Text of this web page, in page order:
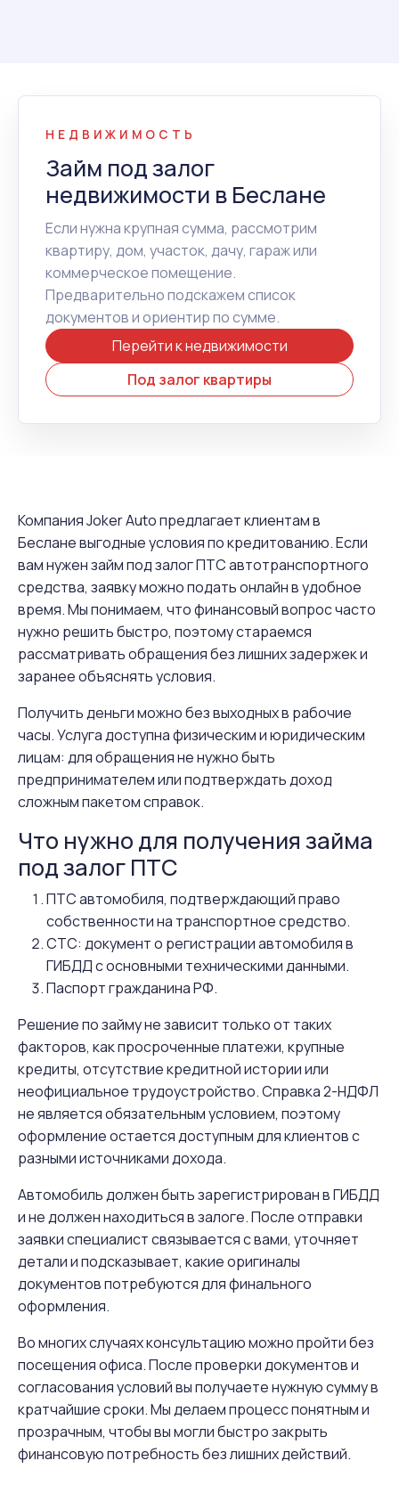
НЕДВИЖИМОСТЬ
Займ под залог
недвижимости в Беслане
Если нужна крупная сумма, рассмотрим
квартиру, дом, участок, дачу, гараж или
коммерческое помещение.
Предварительно подскажем список
документов и ориентир по сумме.
Перейти к недвижимости
Под залог квартиры
Компания Joker Auto предлагает клиентам в
Беслане выгодные условия по кредитованию. Если
вам нужен займ под залог ПТС автотранспортного
средства, заявку можно подать онлайн в удобное
время. Мы понимаем, что финансовый вопрос часто
нужно решить быстро, поэтому стараемся
рассматривать обращения без лишних задержек и
заранее объяснять условия.
Получить деньги можно без выходных в рабочие
часы. Услуга доступна физическим и юридическим
лицам: для обращения не нужно быть
предпринимателем или подтверждать доход
сложным пакетом справок.
Что нужно для получения займа
под залог ПТС
ПТС автомобиля, подтверждающий право
собственности на транспортное средство.
СТС: документ о регистрации автомобиля в
ГИБДД с основными техническими данными.
Паспорт гражданина РФ.
Решение по займу не зависит только от таких
факторов, как просроченные платежи, крупные
кредиты, отсутствие кредитной истории или
неофициальное трудоустройство. Справка 2-НДФЛ
не является обязательным условием, поэтому
оформление остается доступным для клиентов с
разными источниками дохода.
Автомобиль должен быть зарегистрирован в ГИБДД
и не должен находиться в залоге. После отправки
заявки специалист связывается с вами, уточняет
детали и подсказывает, какие оригиналы
документов потребуются для финального
оформления.
Во многих случаях консультацию можно пройти без
посещения офиса. После проверки документов и
согласования условий вы получаете нужную сумму в
кратчайшие сроки. Мы делаем процесс понятным и
прозрачным, чтобы вы могли быстро закрыть
финансовую потребность без лишних действий.